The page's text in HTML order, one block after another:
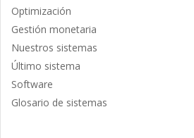
Optimización
Gestión monetaria
Nuestros sistemas
Último sistema
Software
Glosario de sistemas